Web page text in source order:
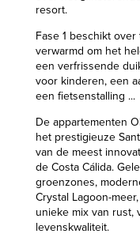
resort.
Fase 1 beschikt
verwarmd om het
een verfrissende
voor kinderen, een
een fietsenstalling ...
De appartementen
het prestigieuze
van de meest
de Costa Cálida.
groenzones,
Crystal Lagoon-
unieke mix van rust,
levenskwaliteit.